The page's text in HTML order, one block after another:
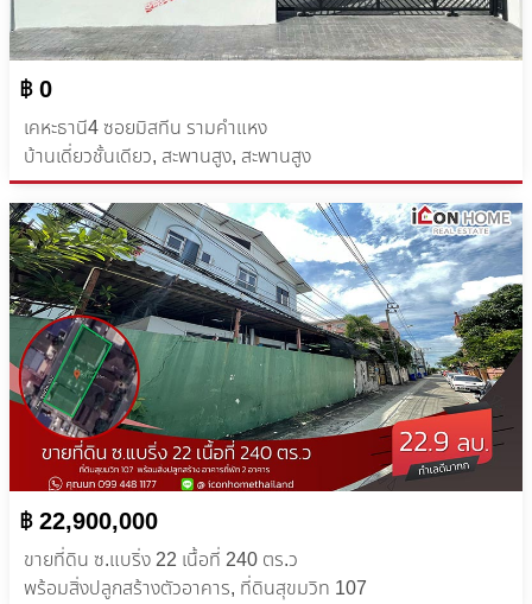
฿ 0
เคหะธานี4 ซอยมิสทีน รามคำแหง
บ้านเดี่ยวชั้นเดียว, สะพานสูง, สะพานสูง
฿ 22,900,000
ขายที่ดิน ซ.แบริ่ง 22 เนื้อที่ 240 ตร.ว
พร้อมสิ่งปลูกสร้างตัวอาคาร, ที่ดินสุขมวิท 107